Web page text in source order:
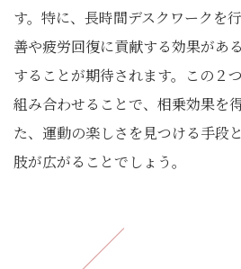
す。特に、長時間デスクワークを
善や疲労回復に貢献する効果があ
することが期待されます。この２
組み合わせることで、相乗効果を
た、運動の楽しさを見つける手段
肢が広がることでしょう。